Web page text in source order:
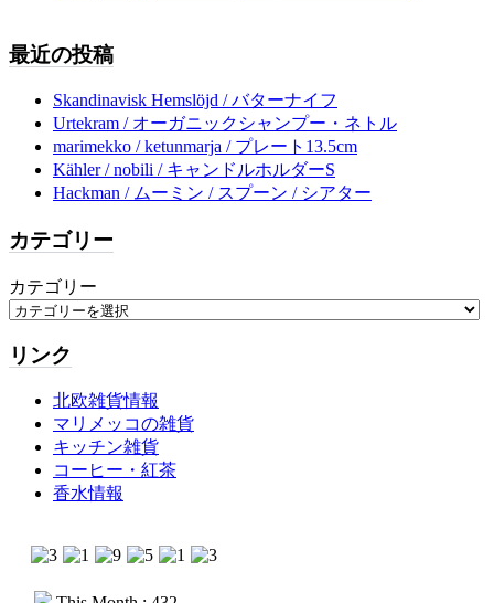
最近の投稿
Skandinavisk Hemslöjd / バターナイフ
Urtekram / オーガニックシャンプー・ネトル
marimekko / ketunmarja / プレート13.5cm
Kähler / nobili / キャンドルホルダーS
Hackman / ムーミン / スプーン / シアター
カテゴリー
カテゴリー
リンク
北欧雑貨情報
マリメッコの雑貨
キッチン雑貨
コーヒー・紅茶
香水情報